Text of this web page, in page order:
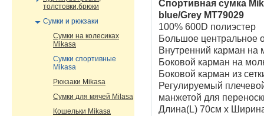
Спортивная сумка
blue/Grey MT79029
100% 600D полиэстер
Большое центральное
Внутренний карман на
Боковой карман на
Боковой карман из
Регулируемый
манжетой для
Длина(L) 70см х
толстовки,брюки
Сумки и рюкзаки
Сумки на колесиках
Mikasa
Сумки спортивные
Mikasa
Рюкзаки Mikasa
Сумки для мячей Milasa
Кошельки Mikasa